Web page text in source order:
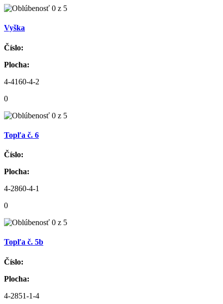
Vyška
Číslo:
Plocha:
4-4160-4-2
0
Topľa č. 6
Číslo:
Plocha:
4-2860-4-1
0
Topľa č. 5b
Číslo:
Plocha:
4-2851-1-4